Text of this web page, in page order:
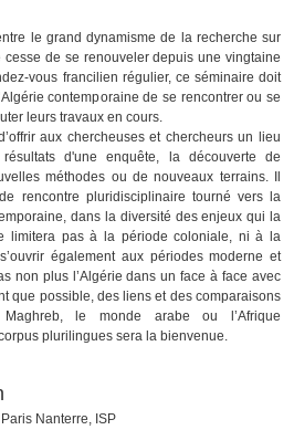
le grand dynamisme de la recherche sur
cesse de se renouveler depuis une vingtaine
vous francilien régulier, ce séminaire doit
contemporaine de se rencontrer ou se
leurs travaux en cours.
aux chercheuses et chercheurs un lieu
d'une enquête, la découverte de
méthodes ou de nouveaux terrains. Il
rencontre pluridisciplinaire tourné vers la
dans la diversité des enjeux qui la
limitera pas à la période coloniale, ni à la
également aux périodes moderne et
non plus l’Algérie dans un face à face avec
que possible, des liens et des comparaisons
le monde arabe ou l’Afrique
plurilingues sera la bienvenue.
Nanterre, ISP